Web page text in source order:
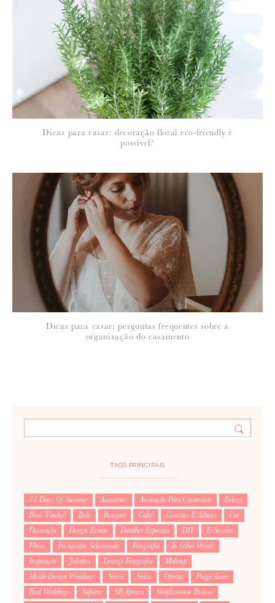
Para saber como tratamos e protegemos os seus dados, leia a nossa
política de privacidade
Dicas para casar: decoração floral eco-friendly é
possível?
Dicas para casar: perguntas frequentes sobre a
organização do casamento
TAGS PRINCIPAIS
31 Days Of Summer Acessórios Animação Para Casamento
Beleza
Boas-Vindas!
Bolo Bouquet Cake! Convites E Álbuns
Cor
Decoração
Design Events Detalhes Especiais DIY
E-Session
Flores
Fornecedor Selecionado Fotografia
In Other Words
Inspiração
Jukebox Lounge Fotografia
Makeup
Molde Design Weddings
Noiva Noivo Ofertas
Pinga Amor
Real Weddings
Sapatos SB Aprova Simplesmente Branco